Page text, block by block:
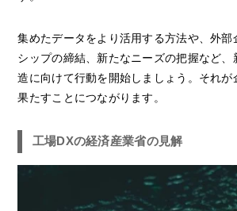
集めたデータをより活用する方法や、外部
シップの締結、新たなニーズの把握など、
造に向けて行動を開始しましょう。それが
果たすことにつながります。
工場DXの経済産業省の見解